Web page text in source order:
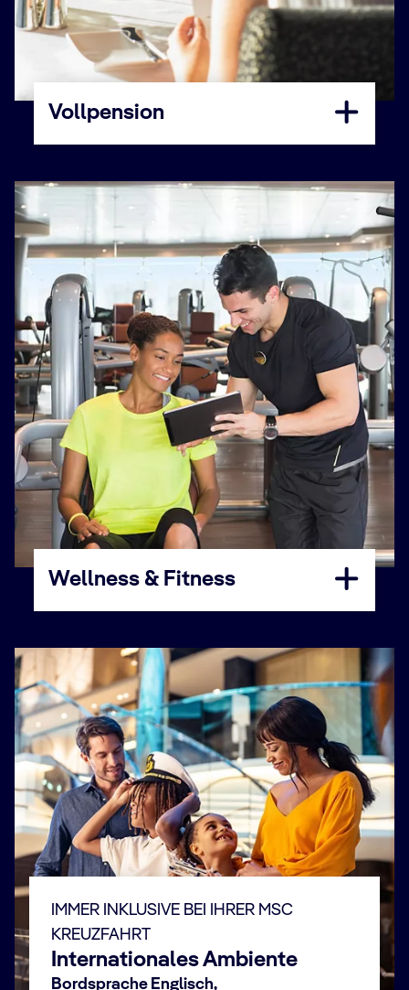
Vollpension
Wellness & Fitness
IMMER INKLUSIVE BEI IHRER MSC
KREUZFAHRT
Internationales Ambiente
Bordsprache Englisch,